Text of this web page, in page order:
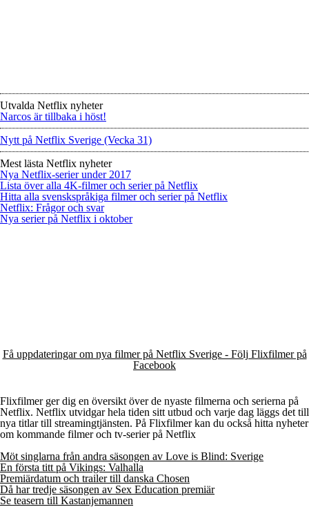
Utvalda Netflix nyheter
Narcos är tillbaka i höst!
Nytt på Netflix Sverige (Vecka 31)
Mest lästa Netflix nyheter
Nya Netflix-serier under 2017
Lista över alla 4K-filmer och serier på Netflix
Hitta alla svenskspråkiga filmer och serier på Netflix
Netflix: Frågor och svar
Nya serier på Netflix i oktober
Få uppdateringar om nya filmer på Netflix Sverige - Följ Flixfilmer på
Facebook
Flixfilmer ger dig en översikt över de nyaste filmerna och serierna på
Netflix. Netflix utvidgar hela tiden sitt utbud och varje dag läggs det till
nya titlar till streamingtjänsten. På Flixfilmer kan du också hitta nyheter
om kommande filmer och tv-serier på Netflix
Möt singlarna från andra säsongen av Love is Blind: Sverige
En första titt på Vikings: Valhalla
Premiärdatum och trailer till danska Chosen
Då har tredje säsongen av Sex Education premiär
Se teasern till Kastanjemannen